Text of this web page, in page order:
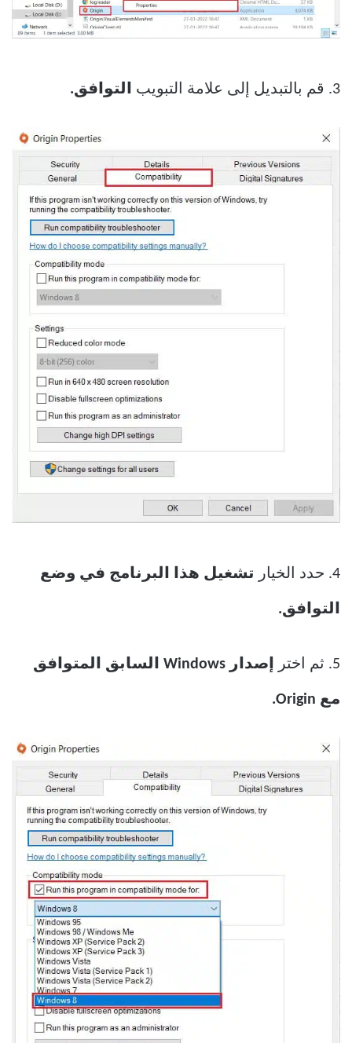
3. قم بالتبديل إلى علامة التبويب التوافق.
4. حدد الخيار تشغيل هذا البرنامج في وضع
التوافق.
5. ثم اختر إصدار Windows السابق المتوافق
مع Origin.